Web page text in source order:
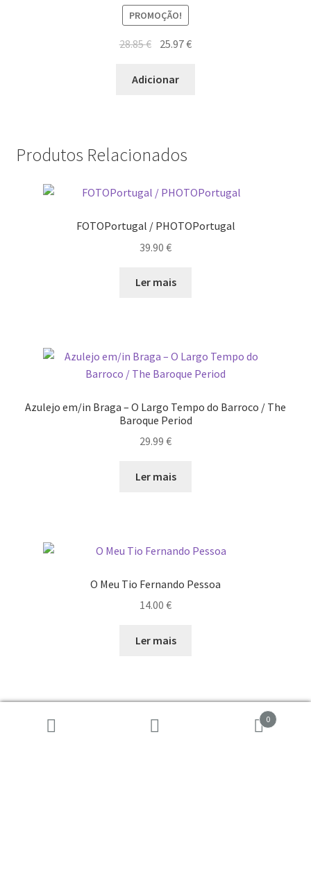
PROMOÇÃO!
28.85€
original
25.97€O
Adicionar
Produtos Relacionados
FOTOPortugal / PHOTOPortugal
39.90 €
Ler mais
Azulejo em/in Braga – O Largo Tempo do Barroco / The
Baroque Period
29.99 €
Ler mais
O Meu Tio Fernando Pessoa
14.00 €
Ler mais
Pesquisar
Pesquisa
0